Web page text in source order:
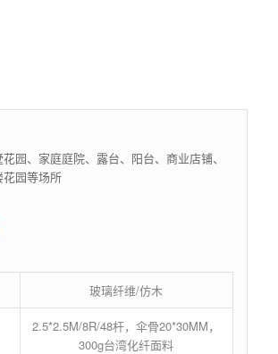
园、家庭庭院、露台、阳台、商业店铺、
园等场所
玻璃纤维/仿木
2.5*2.5M/8R/48杆，伞骨20*30MM，
300g台湾化纤面料